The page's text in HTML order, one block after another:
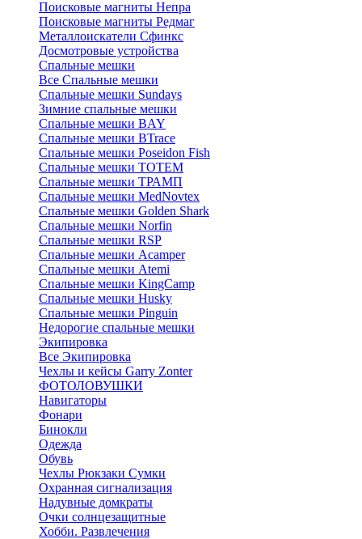
Поисковые магниты Непра
Поисковые магниты Редмаг
Металлоискатели Сфинкс
Досмотровые устройства
Спальные мешки
Все Спальные мешки
Спальные мешки Sundays
Зимние спальные мешки
Спальные мешки BAY
Спальные мешки BTrace
Спальные мешки Poseidon Fish
Спальные мешки ТОТЕМ
Спальные мешки ТРАМП
Cпальные мешки MedNovtex
Спальные мешки Golden Shark
Спальные мешки Norfin
Спальные мешки RSP
Спальные мешки Acamper
Спальные мешки Atemi
Спальные мешки KingCamp
Спальные мешки Husky
Спальные мешки Pinguin
Недорогие спальные мешки
Экипировка
Все Экипировка
Чехлы и кейсы Garry Zonter
ФОТОЛОВУШКИ
Навигаторы
Фонари
Бинокли
Одежда
Обувь
Чехлы Рюкзаки Сумки
Охранная сигнализация
Надувные домкраты
Очки солнцезащитные
Хобби. Развлечения